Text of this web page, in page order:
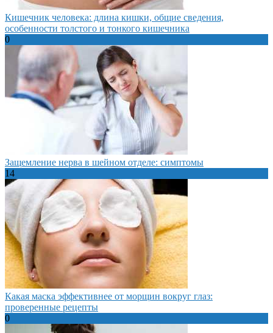
Кишечник человека: длина кишки, общие сведения,
особенности толстого и тонкого кишечника
0
Защемление нерва в шейном отделе: симптомы
14
Какая маска эффективнее от морщин вокруг глаз:
проверенные рецепты
0